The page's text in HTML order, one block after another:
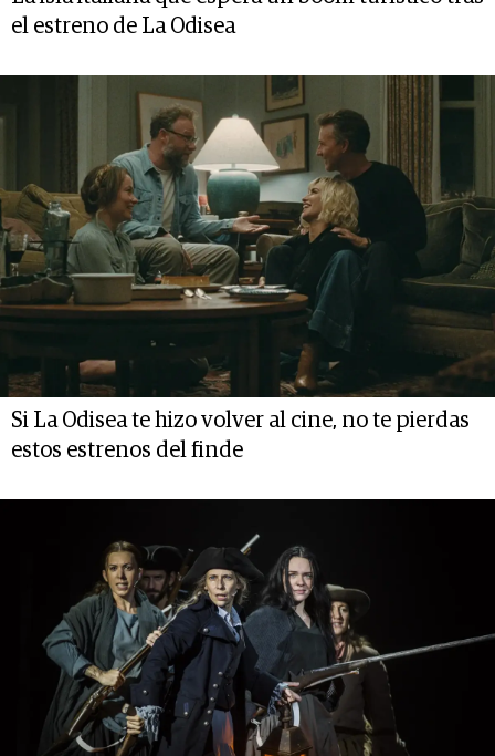
el estreno de La Odisea
Si La Odisea te hizo volver al cine, no te pierdas
estos estrenos del finde